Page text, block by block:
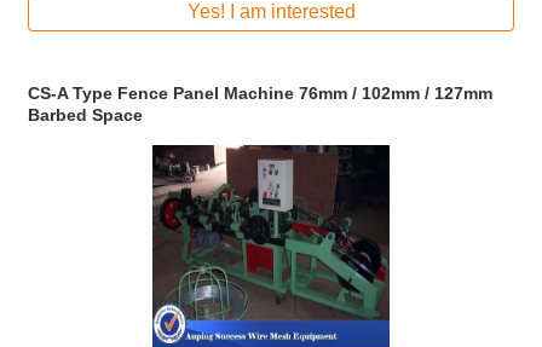
Yes! I am interested
CS-A Type Fence Panel Machine 76mm / 102mm / 127mm
Barbed Space